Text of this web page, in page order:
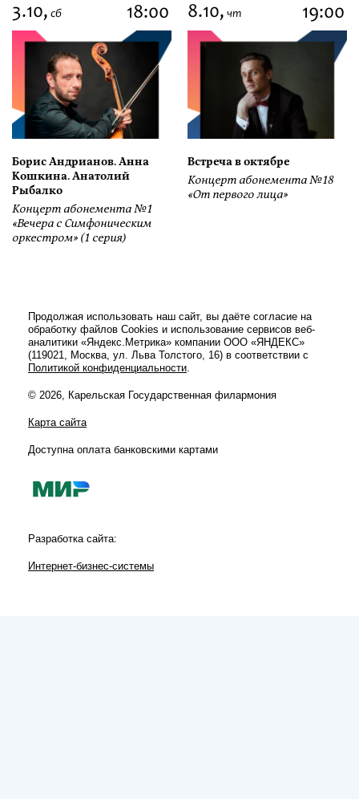
3.10, сб 18:00
Борис Андрианов. Анна
Кошкина. Анатолий
Рыбалко
Концерт абонемента №1
«Вечера с Симфоническим
оркестром» (1 серия)
8.10, чт 19:00
Встреча в октябре
Концерт абонемента №18
«От первого лица»
Продолжая использовать наш сайт, вы даёте согласие на
обработку файлов Cookies и использование сервисов веб-
аналитики «Яндекс.Метрика» компании ООО «ЯНДЕКС»
(119021, Москва, ул. Льва Толстого, 16) в соответствии с
Политикой конфиденциальности.
© 2026, Карельская Государственная филармония
Карта сайта
Доступна оплата банковскими картами
Разработка сайта:
Интернет-бизнес-системы